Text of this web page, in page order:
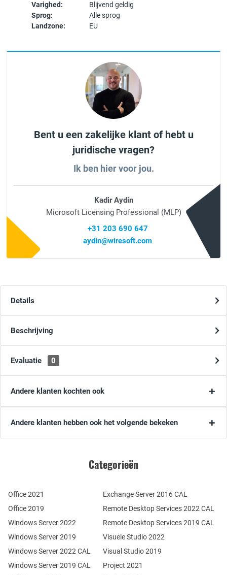
Varighed:
Blijvend geldig
Sprog:
Alle sprog
Landzone:
EU
Bent u een zakelijke klant of hebt u
juridische vragen?
Ik ben hier voor jou.
Kadir Aydin
Microsoft Licensing Professional (MLP)
+31 203 690 647
aydin@wiresoft.com
Details
Beschrijving
Evaluatie 0
Andere klanten kochten ook
Andere klanten hebben ook het volgende bekeken
Categorieën
Office 2021
Office 2019
Windows Server 2022
Windows Server 2019
Windows Server 2022 CAL
Windows Server 2019 CAL
Remote Desktop Services 2022 CAL
Remote Desktop Services 2019 CAL
Exchange Server 2016 CAL
Visuele Studio 2022
Visual Studio 2019
Project 2021